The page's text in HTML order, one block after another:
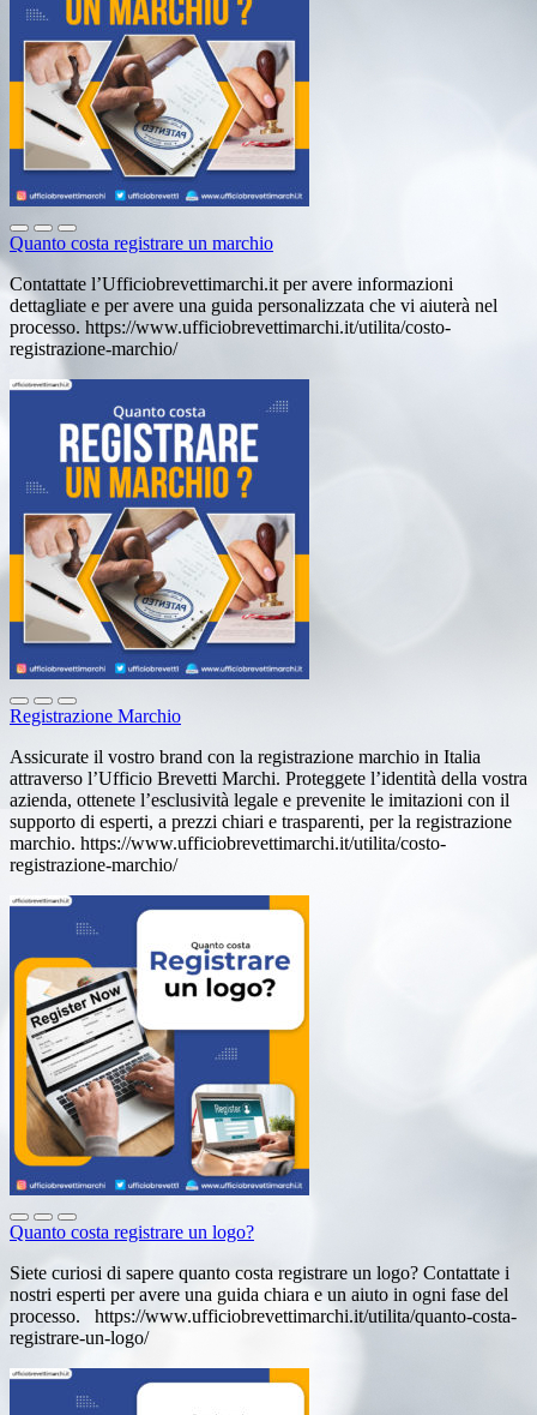
Quanto costa registrare un marchio
Contattate l’Ufficiobrevettimarchi.it per avere informazioni
dettagliate e per avere una guida personalizzata che vi aiuterà nel
processo. https://www.ufficiobrevettimarchi.it/utilita/costo-
registrazione-marchio/
Registrazione Marchio
Assicurate il vostro brand con la registrazione marchio in Italia
attraverso l’Ufficio Brevetti Marchi. Proteggete l’identità della vostra
azienda, ottenete l’esclusività legale e prevenite le imitazioni con il
supporto di esperti, a prezzi chiari e trasparenti, per la registrazione
marchio. https://www.ufficiobrevettimarchi.it/utilita/costo-
registrazione-marchio/
Quanto costa registrare un logo?
Siete curiosi di sapere quanto costa registrare un logo? Contattate i
nostri esperti per avere una guida chiara e un aiuto in ogni fase del
processo. https://www.ufficiobrevettimarchi.it/utilita/quanto-costa-
registrare-un-logo/